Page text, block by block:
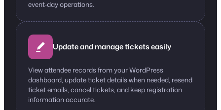
event-day operations.
Update and manage tickets easily
View attendee records from your WordPress
dashboard, update ticket details when needed, resend
ticket emails, cancel tickets, and keep registration
information accurate.